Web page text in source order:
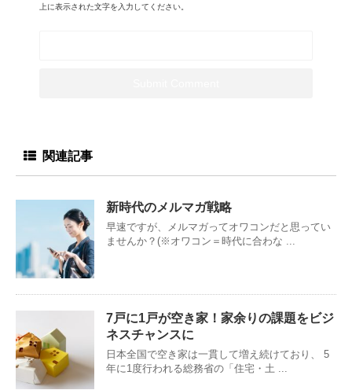
上に表示された文字を入力してください。
関連記事
新時代のメルマガ戦略
早速ですが、メルマガってオワコンだと思ってい
ませんか？(※オワコン＝時代に合わな ...
7戸に1戸が空き家！家余りの課題をビジ
ネスチャンスに
日本全国で空き家は一貫して増え続けており、 5
年に1度行われる総務省の「住宅・土 ...